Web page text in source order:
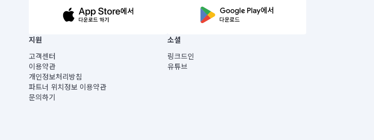
지원
고객센터
이용약관
개인정보처리방침
파트너 위치정보 이용약관
문의하기
소셜
링크드인
유튜브